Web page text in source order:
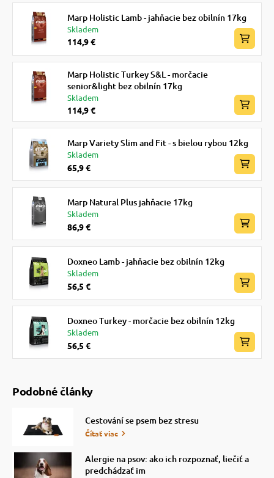
Marp Holistic Lamb - jahňacie bez obilnín 17kg
Skladem
114,9 €
Marp Holistic Turkey S&L - morčacie
senior&light bez obilnín 17kg
Skladem
114,9 €
Marp Variety Slim and Fit - s bielou rybou 12kg
Skladem
65,9 €
Marp Natural Plus jahňacie 17kg
Skladem
86,9 €
Doxneo Lamb - jahňacie bez obilnín 12kg
Skladem
56,5 €
Doxneo Turkey - morčacie bez obilnín 12kg
Skladem
56,5 €
Podobné články
Cestování se psem bez stresu
Čítať viac
Alergie na psov: ako ich rozpoznať, liečiť a
predchádzať im